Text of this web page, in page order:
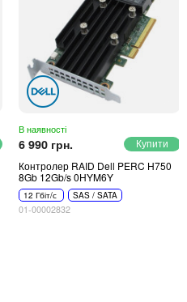
В наявності
6 990 грн.
Контролер RAID Dell PERC H750
8Gb 12Gb/s 0HYM6Y
12 Гбіт/с SAS / SATA
01-00002832